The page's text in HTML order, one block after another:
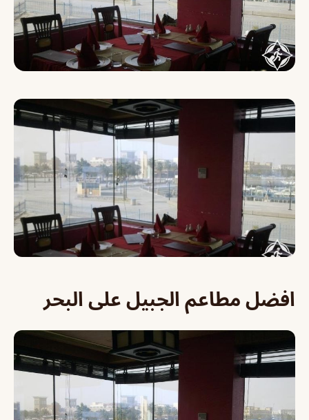
افضل مطاعم الجبيل على البحر